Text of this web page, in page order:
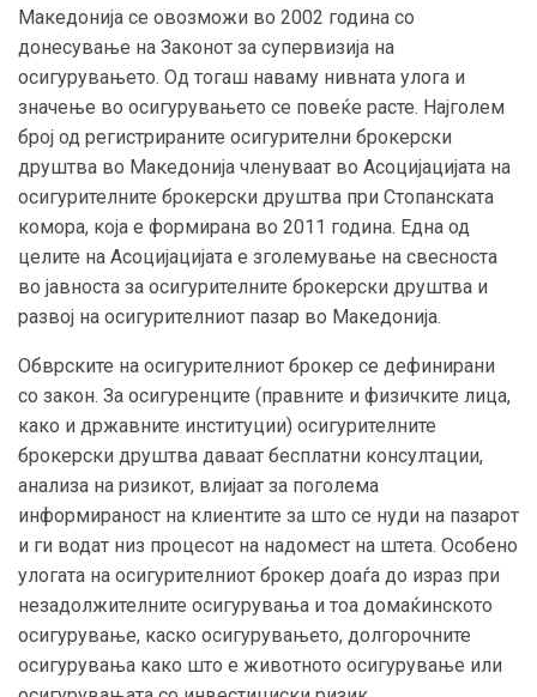
Македонија се овозможи во 2002 година со
донесување на Законот за супервизија на
осигурувањето. Од тогаш наваму нивната улога и
значење во осигурувањето се повеќе расте. Најголем
број од регистрираните осигурителни брокерски
друштва во Македонија членуваат во Асоцијацијата на
осигурителните брокерски друштва при Стопанската
комора, која е формирана во 2011 година. Една од
целите на Асоцијацијата е зголемување на свесноста
во јавноста за осигурителните брокерски друштва и
развој на осигурителниот пазар во Македонија.
Обврските на осигурителниот брокер се дефинирани
со закон. За осигуренците (правните и физичките лица,
како и државните институции) осигурителните
брокерски друштва даваат бесплатни консултации,
анализа на ризикот, влијаат за поголема
информираност на клиентите за што се нуди на пазарот
и ги водат низ процесот на надомест на штета. Особено
улогата на осигурителниот брокер доаѓа до израз при
незадолжителните осигурувања и тоа домаќинското
осигурување, каско осигурувањето, долгорочните
осигурувања како што е животното осигурување или